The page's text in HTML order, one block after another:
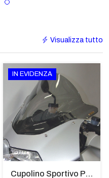
Visualizza tutto
IN EVIDENZA
Cupolino Sportivo Per Bmw K 1200 R Sport 2005-07 TRASPARENTE - Sc967-T